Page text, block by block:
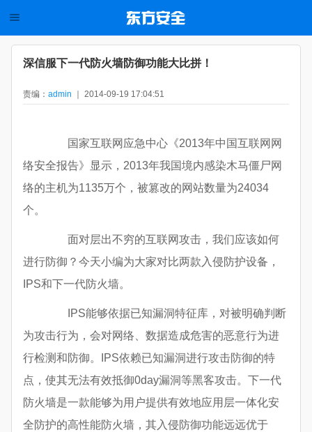
深信服下一代防火墙防御功能大比拼！
责编： admin ｜ 2014-09-19 17:04:51
国家互联网应急中心《2013年中国互联网网
络安全报告》显示，2013年我国境内感染木马僵尸网
络的主机为1135万个，被篡改的网站数量为24034
个。
面对层出不穷的互联网攻击，我们应该如何
进行防御？今天小编为大家对比两款入侵防护设备，
IPS和下一代防火墙。
IPS能够依据已知漏洞特征库，对被明确判断
为攻击行为，会对网络、数据造成危害的恶意行为进
行检测和防御。IPS依赖已知漏洞进行攻击防御的特
点，使其无法有效抵御0day漏洞等黑客攻击。下一代
防火墙是一款能够为用户提供有效地应用层一体化安
全防护的高性能防火墙，其入侵防御功能远远优于